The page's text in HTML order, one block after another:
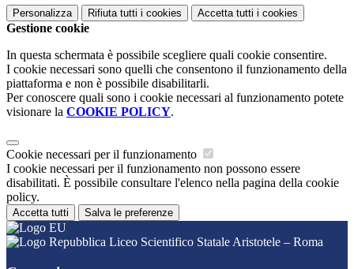
Personalizza Rifiuta tutti i cookies Accetta tutti i cookies
Gestione cookie
In questa schermata è possibile scegliere quali cookie consentire.
I cookie necessari sono quelli che consentono il funzionamento della
piattaforma e non è possibile disabilitarli.
Per conoscere quali sono i cookie necessari al funzionamento potete
visionare la COOKIE POLICY.
Cookie necessari per il funzionamento
I cookie necessari per il funzionamento non possono essere
disabilitati. È possibile consultare l'elenco nella pagina della cookie
policy.
Accetta tutti Salva le preferenze
Liceo Scientifico Statale Aristotele – Roma